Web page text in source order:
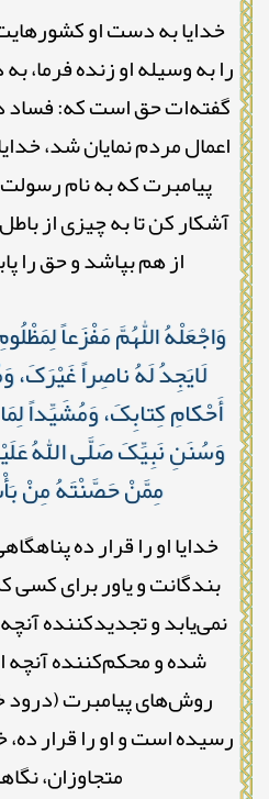
خدایا به دست او
را به وسیله او زنده فرما،
گفته‌ات حق است که: فساد
اعمال مردم نمایان شد،
پیامبرت که به نام
آشکار کن تا به چیزی از
از هم بپاشد و حق را
وَاجْعَلْهُ اللّٰهُمَّ مَفْزَعاً
لَایَجِدُ لَهُ ناصِراً
أَحْکامِ کِتابِکَ، وَمُشَیِّداً
وَسُنَنِ نَبِیِّکَ صَلَّى اللّٰهُ
مِمَّنْ حَصَّنْتَهُ مِنْ
خدایا او را قرار ده
بندگانت و یاور برای کسی
نمی‌یابد و تجدیدکننده
شده و محکم‌کننده آنچه
روش‌های پیامبرت (درود
رسیده است و او را قرار ده،
متجاوزان،